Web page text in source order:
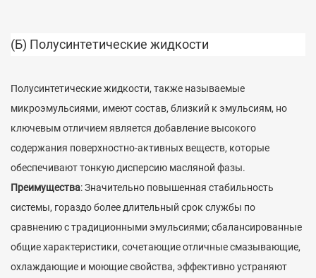
(Б) Полусинтетические жидкости
Полусинтетические жидкости, также называемые
микроэмульсиями, имеют состав, близкий к эмульсиям, но
ключевым отличием является добавление высокого
содержания поверхностно-активных веществ, которые
обеспечивают тонкую дисперсию масляной фазы.
Преимущества: Значительно повышенная стабильность
системы, гораздо более длительный срок службы по
сравнению с традиционными эмульсиями; сбалансированные
общие характеристики, сочетающие отличные смазывающие,
охлаждающие и моющие свойства, эффективно устраняют